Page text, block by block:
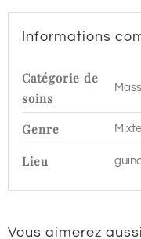
Informations
Catégorie de
soins
Genre Mixte
Lieu
Vous aimerez